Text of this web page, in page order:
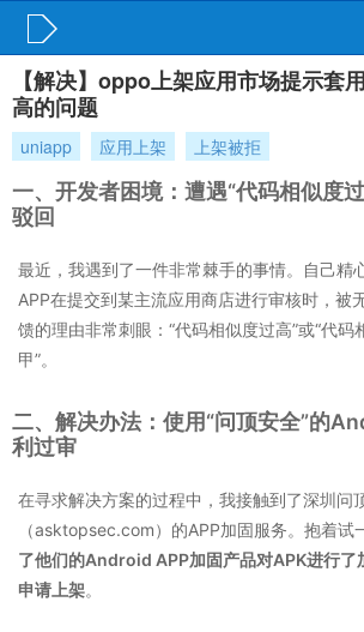
【解决】oppo上架应用市场提示套
高的问题
uniapp 应用上架 上架被拒
一、开发者困境：遭遇“代码相似度
驳回
最近，我遇到了一件非常棘手的事情。自己精
APP在提交到某主流应用商店进行审核时，被
馈的理由非常刺眼：“代码相似度过高”或“代码
甲”。
二、解决办法：使用“问顶安全”的
利过审
在寻求解决方案的过程中，我接触到了深圳问
（asktopsec.com）的APP加固服务。抱着试
了他们的Android APP加固产品对APK进行了
申请上架。